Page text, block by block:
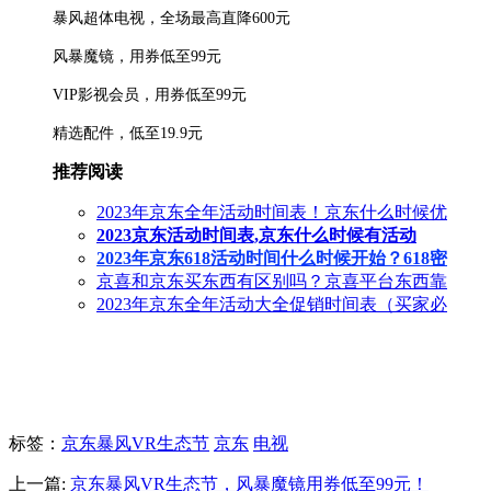
暴风超体电视，全场最高直降600元
风暴魔镜，用券低至99元
VIP影视会员，用券低至99元
精选配件，低至19.9元
推荐阅读
2023年京东全年活动时间表！京东什么时候优
2023京东活动时间表,京东什么时候有活动
2023年京东618活动时间什么时候开始？618密
京喜和京东买东西有区别吗？京喜平台东西靠
2023年京东全年活动大全促销时间表（买家必
标签 ： 京东暴风VR生态节 京东 电视
上一篇: 京东暴风VR生态节，风暴魔镜用券低至99元！